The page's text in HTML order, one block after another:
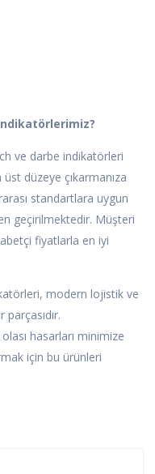
ve darbe indikatörleri
düzeye çıkarmanıza
standartlara uygun
geçirilmektedir. Müşteri
fiyatlarla en iyi
modern lojistik ve
hasarları minimize
için bu ürünleri